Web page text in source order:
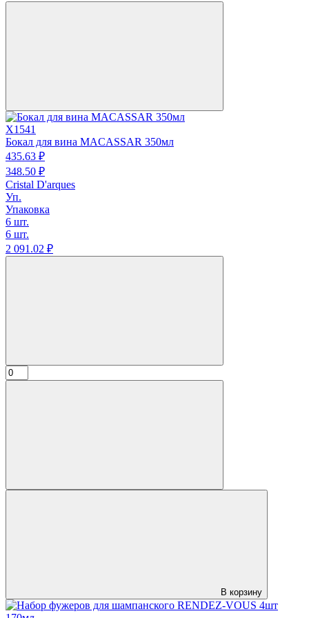
X1541
Бокал для вина MACASSAR 350мл
435.63 ₽
348.50 ₽
Cristal D'arques
Уп.
Упаковка
6 шт.
6 шт.
2 091.02 ₽
В корзину